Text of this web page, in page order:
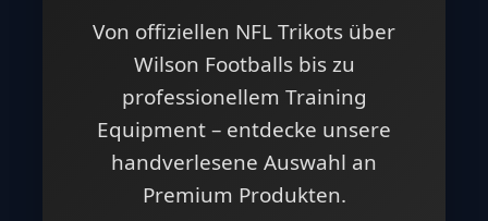
Von offiziellen NFL Trikots über
Wilson Footballs bis zu
professionellem Training
Equipment – entdecke unsere
handverlesene Auswahl an
Premium Produkten.